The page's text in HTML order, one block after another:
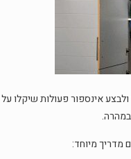
ולבצע אינספור פעולות שיקלו
במהרה.
מדריך מיוחד: